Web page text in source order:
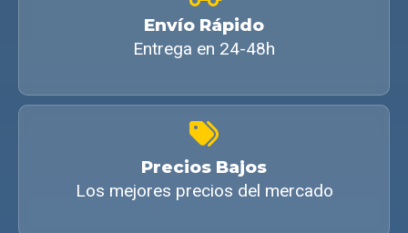
Envío Rápido
Entrega en 24-48h
Precios Bajos
Los mejores precios del mercado